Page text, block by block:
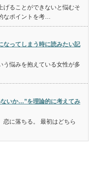
げることができないと悩むそ
なポイントを考…
なってしまう時に読みたい記
う悩みを抱えている女性が多
いか…”を理論的に考えてみ
恋に落ちる。 最初はどちら